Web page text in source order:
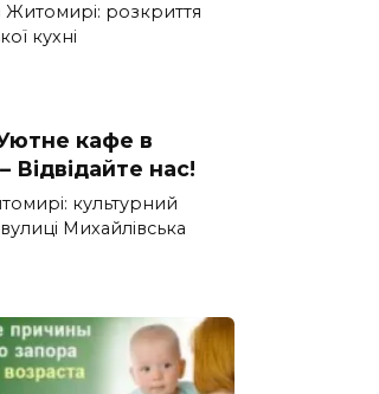
Житомирі: розкриття
кухні
кафе в
Відвідайте нас!
культурний
Михайлівська